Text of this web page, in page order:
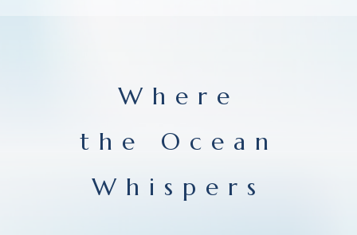
Where
the Ocean
Whispers